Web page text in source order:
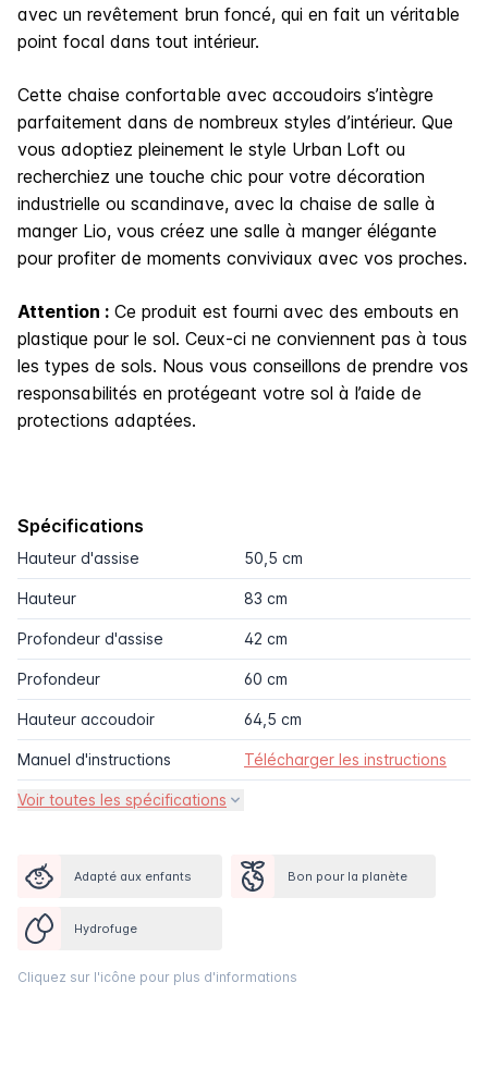
avec un revêtement brun foncé, qui en fait un véritable
point focal dans tout intérieur.
Cette chaise confortable avec accoudoirs s’intègre
parfaitement dans de nombreux styles d’intérieur. Que
vous adoptiez pleinement le style Urban Loft ou
recherchiez une touche chic pour votre décoration
industrielle ou scandinave, avec la chaise de salle à
manger Lio, vous créez une salle à manger élégante
pour profiter de moments conviviaux avec vos proches.
Attention : Ce produit est fourni avec des embouts en
plastique pour le sol. Ceux-ci ne conviennent pas à tous
les types de sols. Nous vous conseillons de prendre vos
responsabilités en protégeant votre sol à l’aide de
protections adaptées.
Spécifications
Hauteur d'assise 50,5 cm
Hauteur 83 cm
Profondeur d'assise 42 cm
Profondeur 60 cm
Hauteur accoudoir 64,5 cm
Manuel d'instructions Télécharger les instructions
Voir toutes les spécifications
Adapté aux enfants Bon pour la planète
Hydrofuge
Cliquez sur l'icône pour plus d'informations